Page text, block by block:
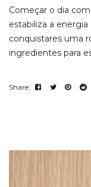
Começar o dia
estabiliza a
conquistares uma
ingredientes para